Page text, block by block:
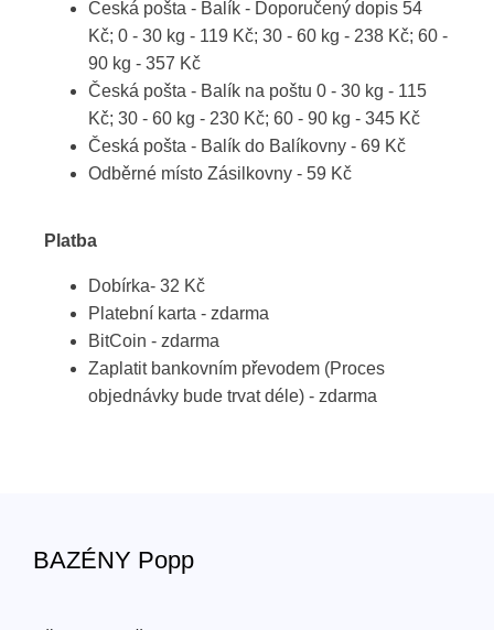
Česká pošta - Balík - Doporučený dopis 54
Kč; 0 - 30 kg - 119 Kč; 30 - 60 kg - 238 Kč; 60 -
90 kg - 357 Kč
Česká pošta - Balík na poštu 0 - 30 kg - 115
Kč; 30 - 60 kg - 230 Kč; 60 - 90 kg - 345 Kč
Česká pošta - Balík do Balíkovny - 69 Kč
Odběrné místo Zásilkovny - 59 Kč
Platba
Dobírka- 32 Kč
Platební karta - zdarma
BitCoin - zdarma
Zaplatit bankovním převodem (Proces
objednávky bude trvat déle) - zdarma
BAZÉNY Popp